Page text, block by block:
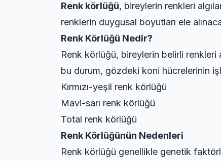
Renk körlüğü, bireylerin renkleri
renklerin duygusal boyutları ele
Renk Körlüğü Nedir?
Renk körlüğü, bireylerin belirli renkleri
bu durum, gözdeki koni hücrelerinin
Kırmızı-yeşil renk körlüğü
Mavi-sarı renk körlüğü
Total renk körlüğü
Renk Körlüğünün Nedenleri
Renk körlüğü genellikle genetik